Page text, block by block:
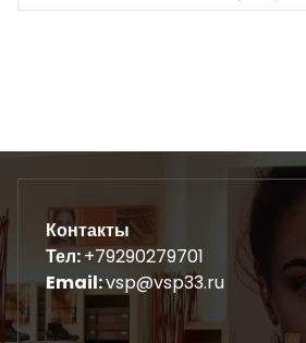
Контакты
Тел:+79290279701
Email:vsp@vsp33.ru